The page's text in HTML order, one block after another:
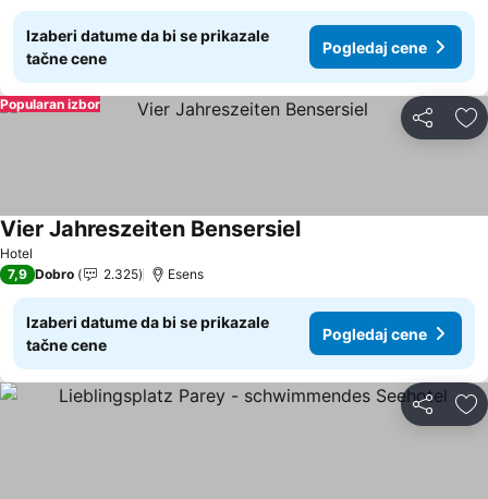
Izaberi datume da bi se prikazale
tačne cene
Pogledaj cene
Deli
Popularan izbor
Hotel
Vier Jahreszeiten BensersielPogledaj cene
7,9 Dobro 2.325 Esens
Izaberi datume da bi se prikazale
tačne cene
Pogledaj cene
Deli